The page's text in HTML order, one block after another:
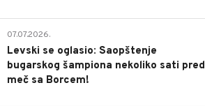
07.07.2026.
Levski se oglasio: Saopštenje
bugarskog šampiona nekoliko sati pred
meč sa Borcem!